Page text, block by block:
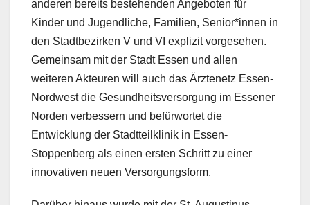
anderen bereits bestehenden Angeboten für
Kinder und Jugendliche, Familien, Senior*innen in
den Stadtbezirken V und VI explizit vorgesehen.
Gemeinsam mit der Stadt Essen und allen
weiteren Akteuren will auch das Ärztenetz Essen-
Nordwest die Gesundheitsversorgung im Essener
Norden verbessern und befürwortet die
Entwicklung der Stadtteilklinik in Essen-
Stoppenberg als einen ersten Schritt zu einer
innovativen neuen Versorgungsform.